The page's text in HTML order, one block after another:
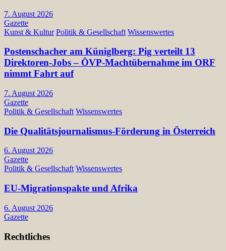
7. August 2026
Gazette
Kunst & Kultur Politik & Gesellschaft Wissenswertes
Postenschacher am Küniglberg: Pig verteilt 13
Direktoren-Jobs – ÖVP-Machtübernahme im ORF
nimmt Fahrt auf
7. August 2026
Gazette
Politik & Gesellschaft Wissenswertes
Die Qualitätsjournalismus-Förderung in Österreich
6. August 2026
Gazette
Politik & Gesellschaft Wissenswertes
EU-Migrationspakte und Afrika
6. August 2026
Gazette
Rechtliches